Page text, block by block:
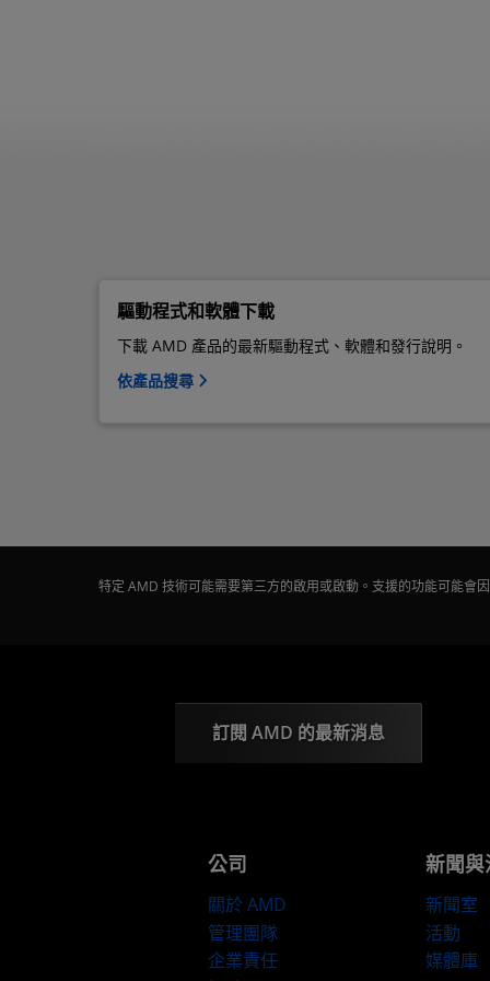
驅動程式和軟體下載
下載 AMD 產品的最新驅動程式、軟體和發行說明。
依產品搜尋
特定 AMD 技術可能需要第三方的啟用或啟動。支援的功能可能會
訂閱 AMD 的最新消息
公司
關於 AMD
管理團隊
企業責任
新聞
新聞室
活動
媒體庫